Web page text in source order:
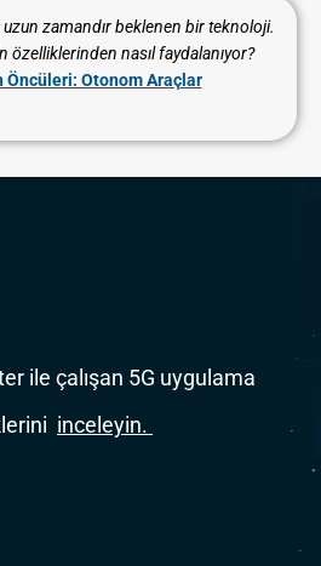
uzun zamandır beklenen bir teknoloji.
özelliklerinden nasıl faydalanıyor?
Öncüleri: Otonom Araçlar
ile çalışan 5G uygulama
inceleyin.